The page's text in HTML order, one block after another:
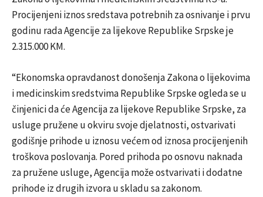
Procijenjeni iznos sredstava potrebnih za osnivanje i prvu
godinu rada Agencije za lijekove Republike Srpske je
2.315.000 KM.
“Ekonomska opravdanost donošenja Zakona o lijekovima
i medicinskim sredstvima Republike Srpske ogleda se u
činjenici da će Agencija za lijekove Republike Srpske, za
usluge pružene u okviru svoje djelatnosti, ostvarivati
godišnje prihode u iznosu većem od iznosa procijenjenih
troškova poslovanja. Pored prihoda po osnovu naknada
za pružene usluge, Agencija može ostvarivati i dodatne
prihode iz drugih izvora u skladu sa zakonom.